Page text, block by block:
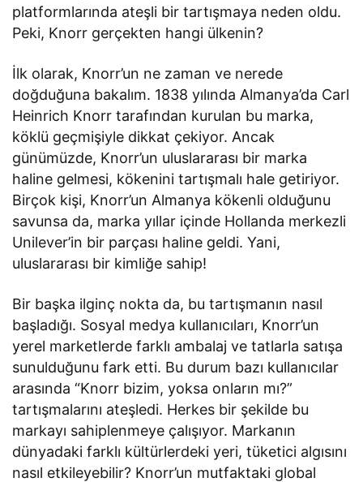
platformlarında ateşli bir tartışmaya neden oldu.
Peki, Knorr gerçekten hangi ülkenin?
İlk olarak, Knorr’un ne zaman ve nerede
doğduğuna bakalım. 1838 yılında Almanya’da Carl
Heinrich Knorr tarafından kurulan bu marka,
köklü geçmişiyle dikkat çekiyor. Ancak
günümüzde, Knorr’un uluslararası bir marka
haline gelmesi, kökenini tartışmalı hale getiriyor.
Birçok kişi, Knorr’un Almanya kökenli olduğunu
savunsa da, marka yıllar içinde Hollanda merkezli
Unilever’in bir parçası haline geldi. Yani,
uluslararası bir kimliğe sahip!
Bir başka ilginç nokta da, bu tartışmanın nasıl
başladığı. Sosyal medya kullanıcıları, Knorr’un
yerel marketlerde farklı ambalaj ve tatlarla satışa
sunulduğunu fark etti. Bu durum bazı kullanıcılar
arasında “Knorr bizim, yoksa onların mı?”
tartışmalarını ateşledi. Herkes bir şekilde bu
markayı sahiplenmeye çalışıyor. Markanın
dünyadaki farklı kültürlerdeki yeri, tüketici algısını
nasıl etkileyebilir? Knorr’un mutfaktaki global